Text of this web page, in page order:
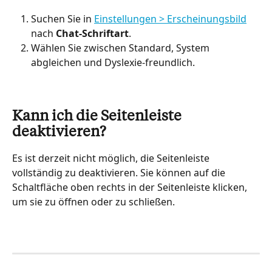
Suchen Sie in Einstellungen > Erscheinungsbild
nach Chat-Schriftart.
Wählen Sie zwischen Standard, System
abgleichen und Dyslexie-freundlich.
Kann ich die Seitenleiste
deaktivieren?
Es ist derzeit nicht möglich, die Seitenleiste
vollständig zu deaktivieren. Sie können auf die
Schaltfläche oben rechts in der Seitenleiste klicken,
um sie zu öffnen oder zu schließen.